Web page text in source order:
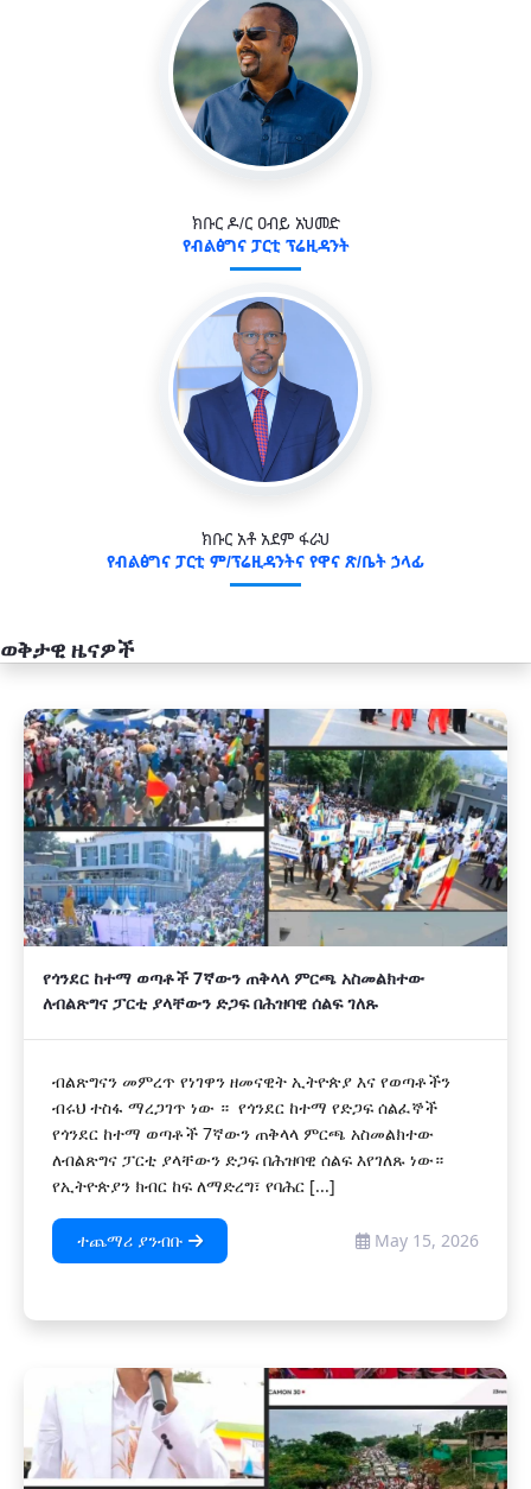
ክቡር ዶ/ር ዐብይ አህመድ
የብልፅግና ፓርቲ ፕሬዚዳንት
ክቡር አቶ አደም ፋራህ
የብልፅግና ፓርቲ ም/ፕሬዚዳንትና የዋና ጽ/ቤት ኃላፊ
ወቅታዊ ዜናዎች
አዲስ
የጎንደር ከተማ ወጣቶች 7ኛውን ጠቅላላ ምርጫ አስመልክተው
ለብልጽግና ፓርቲ ያላቸውን ድጋፍ በሕዝባዊ ሰልፍ ገለጹ
ብልጽግናን መምረጥ የነገዋን ዘመናዊት ኢትዮጵያ እና የወጣቶችን
ብሩህ ተስፋ ማረጋገጥ ነው ። የጎንደር ከተማ የድጋፍ ሰልፈኞች
የጎንደር ከተማ ወጣቶች 7ኛውን ጠቅላላ ምርጫ አስመልክተው
ለብልጽግና ፓርቲ ያላቸውን ድጋፍ በሕዝባዊ ሰልፍ እየገለጹ ነው።
የኢትዮጵያን ክብር ከፍ ለማድረግ፣ የባሕር [...]
ተጨማሪ ያንብቡ May 15, 2026